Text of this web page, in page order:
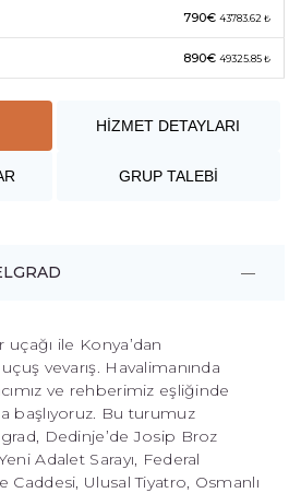
790€ 43783.62 ₺
890€ 49325.85 ₺
HİZMET DETAYLARI
GRUP TALEBİ
uçağı ile Konya’dan
vevarış. Havalimanında
ve rehberimiz eşliğinde
başlıyoruz. Bu turumuz
Dedinje’de Josip Broz
Adalet Sarayı, Federal
Caddesi, Ulusal Tiyatro, Osmanlı